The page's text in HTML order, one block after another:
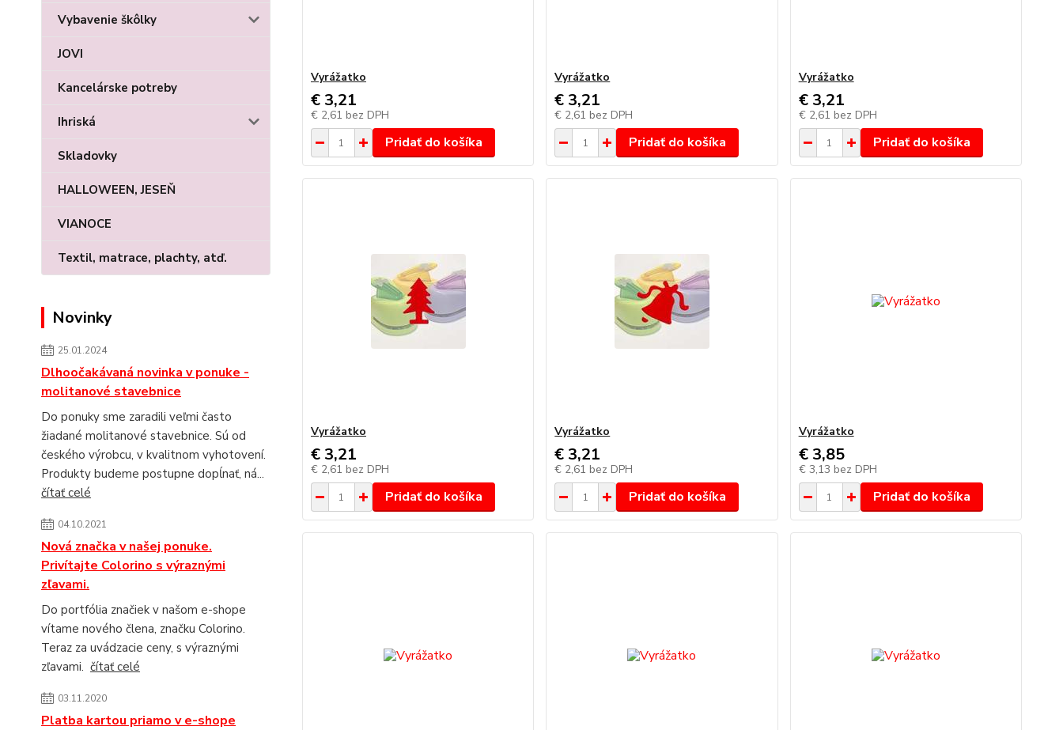
Vybavenie škôlky
JOVI
Kancelárske potreby
Ihriská
Skladovky
HALLOWEEN, JESEŇ
VIANOCE
Textil, matrace, plachty, atď.
Novinky
25.01.2024
Dlhoočakávaná novinka v ponuke -
molitanové stavebnice
Do ponuky sme zaradili veľmi často
žiadané molitanové stavebnice. Sú od
českého výrobcu, v kvalitnom vyhotovení.
Produkty budeme postupne dopĺnať, ná...
čítať celé
04.10.2021
Nová značka v našej ponuke.
Privítajte Colorino s výraznými
zľavami.
Do portfólia značiek v našom e-shope
vítame nového člena, značku Colorino.
Teraz za uvádzacie ceny, s výraznými
zľavami. čítať celé
03.11.2020
Platba kartou priamo v e-shope
Vyrážatko
€ 3,21
€ 2,61 bez DPH
Pridať do košíka
Vyrážatko
€ 3,21
€ 2,61 bez DPH
Pridať do košíka
Vyrážatko
€ 3,21
€ 2,61 bez DPH
Pridať do košíka
Vyrážatko
€ 3,21
€ 2,61 bez DPH
Pridať do košíka
Vyrážatko
€ 3,21
€ 2,61 bez DPH
Pridať do košíka
Vyrážatko
€ 3,85
€ 3,13 bez DPH
Pridať do košíka